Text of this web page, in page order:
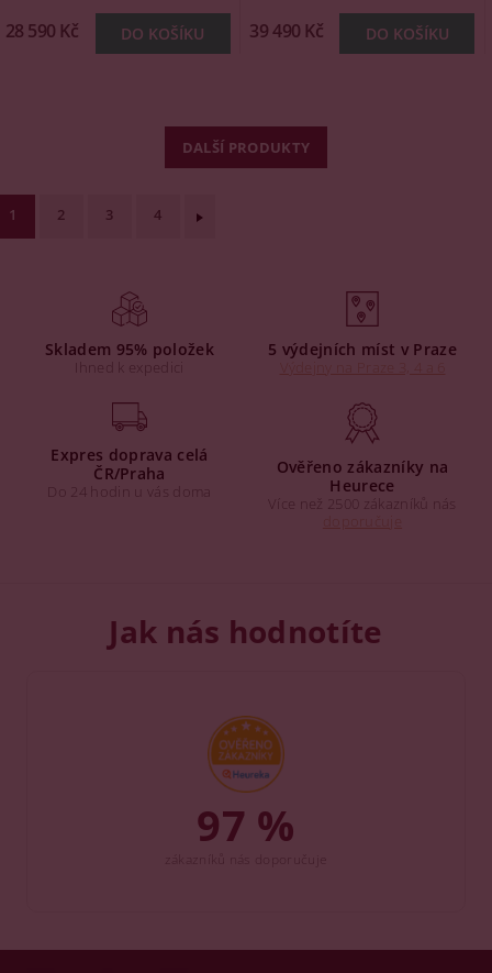
28 590 Kč 39 490 Kč
DALŠÍ PRODUKTY
1 2 3 4
Skladem 95% položek
Ihned k expedici
5 výdejních míst v Praze
Expres doprava celá
ČR/Praha
Do 24 hodin u vás doma
Ověřeno zákazníky na
Heurece
Více než 2500 zákazníků nás
Jak nás hodnotíte
97 %